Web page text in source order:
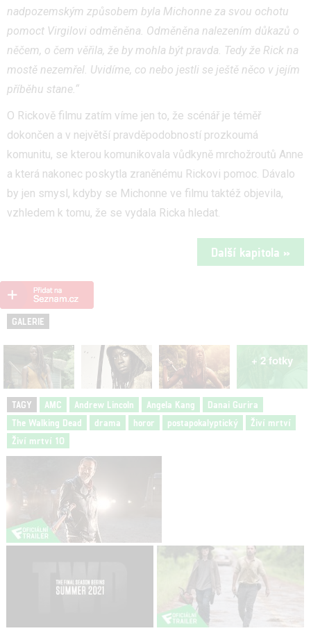
nadpozemským způsobem byla Michonne za svou ochotu
pomoct Virgilovi odměněna. Odměněna nalezením důkazů o
něčem, o čem věřila, že by mohla být pravda. Tedy že Rick na
mostě nezemřel. Uvidíme, co nebo jestli se ještě něco v jejím
příběhu stane.“
O Rickově filmu zatím víme jen to, že scénář je téměř
dokončen a v největší pravděpodobností prozkoumá
komunitu, se kterou komunikovala vůdkyně mrchožroutů Anne
a která nakonec poskytla zraněnému Rickovi pomoc. Dávalo
by jen smysl, kdyby se Michonne ve filmu taktéž objevila,
vzhledem k tomu, že se vydala Ricka hledat.
Další kapitola »
GALERIE
+ 2 fotky
TAGY AMC Andrew Lincoln Angela Kang
Danai Gurira
The Walking Dead
drama horor postapokalyptický
Živí mrtví
Živí mrtví 10